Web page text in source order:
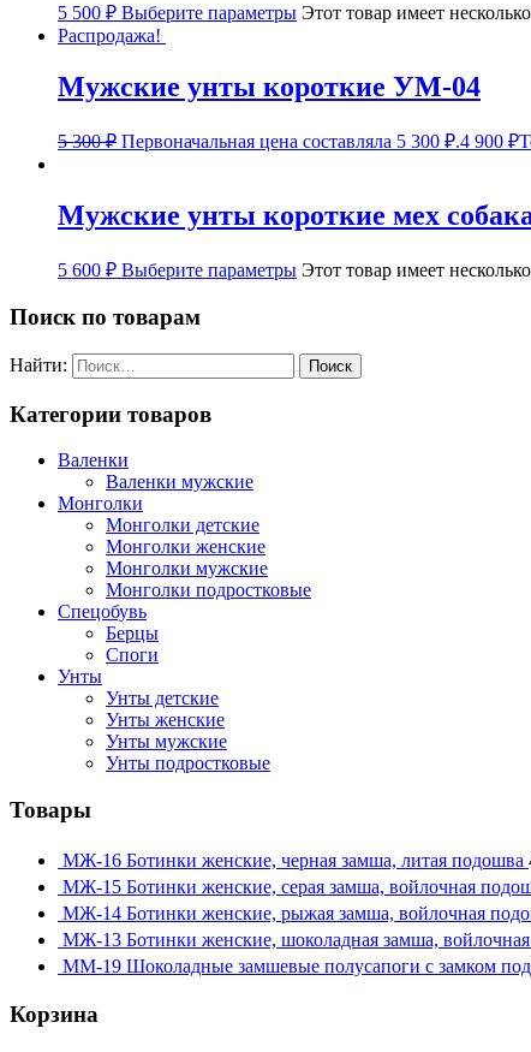
5 500 ₽ Выберите параметры Этот товар имеет
Распродажа!
Мужские унты короткие УМ-04
5 300₽ Первоначальная цена составляла 5 300 ₽.4 900 ₽
Мужские унты короткие мех
5 600 ₽ Выберите параметры Этот товар имеет
Поиск по товарам
Найти:
Категории товаров
Валенки
Валенки мужские
Монголки
Монголки детские
Монголки женские
Монголки мужские
Монголки подростковые
Спецобувь
Берцы
Споги
Унты
Унты детские
Унты женские
Унты мужские
Унты подростковые
Товары
МЖ-16 Ботинки женские, черная замша, литая подошва
МЖ-15 Ботинки женские, серая замша, войлочная
МЖ-14 Ботинки женские, рыжая замша, войлочная
МЖ-13 Ботинки женские, шоколадная замша,
ММ-19 Шоколадные замшевые полусапоги с замком
Корзина